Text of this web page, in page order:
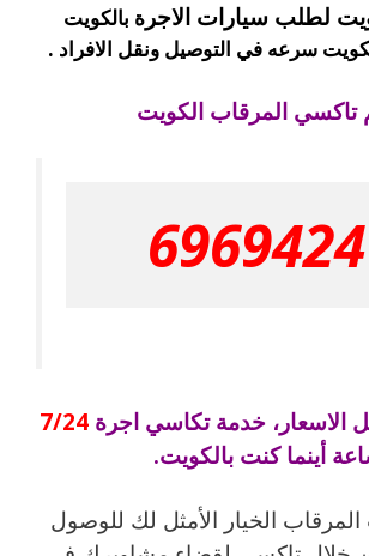
لطلب سيارات الاجر ة بالكويت
سرعه في التوصيل ونقل الافراد .
تاكسي المرقاب الكويت
الاسعار، خدمة تكاسي اجرة 7/24
أينما كنت بالكويت.
الخيار الأمثل لك للوصول